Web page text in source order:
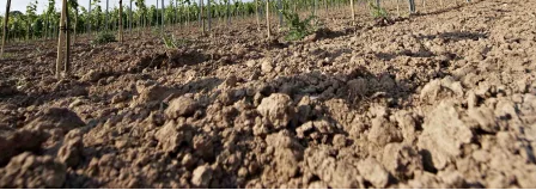
booking & service
ShopRheinhessen-Blog map